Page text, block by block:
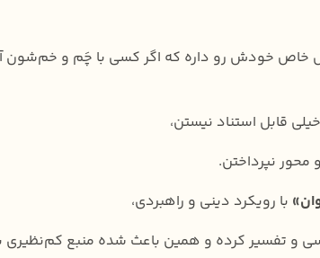
خاص خودش رو داره که اگر کسی با چَم و خم‌شون
قابل استناد نیستن،
محور نپرداختن.
با رویکرد دینی و راهبردی،
و تفسیر کرده و همین باعث شده منبع کم‌نظیری